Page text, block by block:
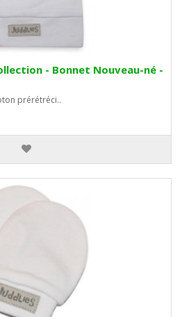
- Bonnet Nouveau-né -
prérétréci..